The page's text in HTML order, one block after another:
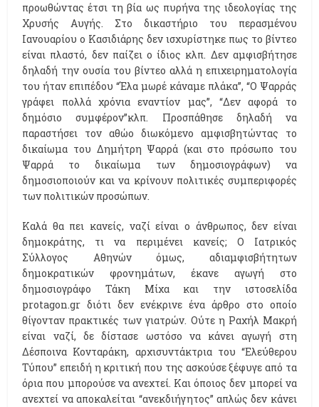
προωθώντας έτσι τη βία ως πυρήνα της ιδεολογίας της
Χρυσής Αυγής. Στο δικαστήριο του περασμένου
Ιανουαρίου ο Κασιδιάρης δεν ισχυρίστηκε πως το βίντεο
είναι πλαστό, δεν παίζει ο ίδιος κλπ. Δεν αμφισβήτησε
δηλαδή την ουσία του βίντεο αλλά η επιχειρηματολογία
του ήταν επιπέδου “Έλα μωρέ κάναμε πλάκα”, “O Ψαρράς
γράφει πολλά χρόνια εναντίον μας”, “Δεν αφορά το
δημόσιο συμφέρον”κλπ. Προσπάθησε δηλαδή να
παραστήσει τον αθώο διωκόμενο αμφισβητώντας το
δικαίωμα του Δημήτρη Ψαρρά (και στο πρόσωπο του
Ψαρρά το δικαίωμα των δημοσιογράφων) να
δημοσιοποιούν και να κρίνουν πολιτικές συμπεριφορές
των πολιτικών προσώπων.
Καλά θα πει κανείς, ναζί είναι ο άνθρωπος, δεν είναι
δημοκράτης, τι να περιμένει κανείς; Ο Ιατρικός
Σύλλογος Αθηνών όμως, αδιαμφισβήτητων
δημοκρατικών φρονημάτων, έκανε αγωγή στο
δημοσιογράφο Τάκη Μίχα και την ιστοσελίδα
protagon.gr διότι δεν ενέκρινε ένα άρθρο στο οποίο
θίγονταν πρακτικές των γιατρών. Ούτε η Ραχήλ Μακρή
είναι ναζί, δε δίστασε ωστόσο να κάνει αγωγή στη
Δέσποινα Κονταράκη, αρχισυντάκτρια του “Ελεύθερου
Τύπου” επειδή η κριτική που της ασκούσε ξέφυγε από τα
όρια που μπορούσε να ανεχτεί. Και όποιος δεν μπορεί να
ανεχτεί να αποκαλείται “ανεκδιήγητος” απλώς δεν κάνει